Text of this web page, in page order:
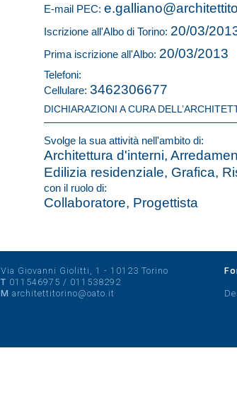
E-mail PEC:
Iscrizione all'Albo di Torino: 20/03/
Prima iscrizione all'Albo: 20/03/2013
Telefoni:
Cellulare: 3462306677
DICHIARAZIONI A CURA
Svolge la sua attività nell'ambito di:
Architettura d'interni,
Edilizia residenziale, Grafica,
con il ruolo di:
Collaboratore, Progettista
Via Giovanni Giolitti, 1 - 10123 Torino
T 011546975 / 011538292
M architettitorino@oato.it